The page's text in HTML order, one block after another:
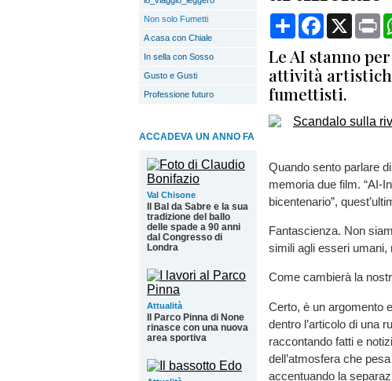
Non solo Fumetti
A casa con Chiale
In sella con Sosso
Gusto e Gusti
Professione futuro
ACCADEVA UN ANNO FA
Val Chisone
Il Bal da Sabre e la sua
tradizione del ballo
delle spade a 90 anni
dal Congresso di
Londra
Attualità
Il Parco Pinna di None
rinasce con una nuova
area sportiva
CondividiFacebook
X
Le AI stanno
attività
fumettisti.
Quando sento parlare
memoria due film. “AI-
bicentenario”,
Fantascienza. Non
simili agli esseri umani,
Come cambierà la
Certo, è un argomento
dentro l’articolo di una
raccontando fatti e
dell’atmosfera che
accentuando la